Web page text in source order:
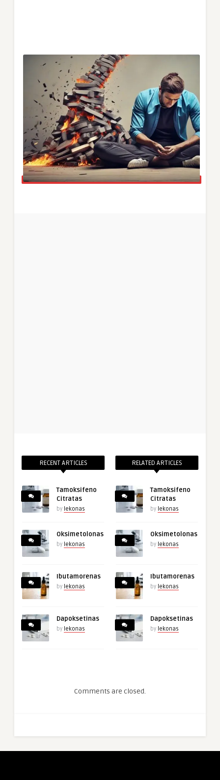
RECENT ARTICLES
Tamoksifeno
Citratas
by lekonas
Oksimetolonas
by lekonas
Ibutamorenas
by lekonas
Dapoksetinas
by lekonas
RELATED ARTICLES
Tamoksifeno
Citratas
by lekonas
Oksimetolonas
by lekonas
Ibutamorenas
by lekonas
Dapoksetinas
by lekonas
Comments are closed.